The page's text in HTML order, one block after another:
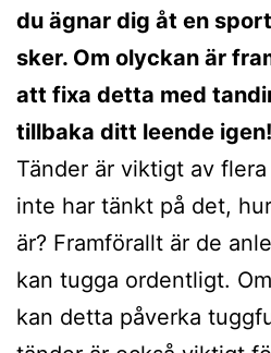
du ägnar dig åt en
sker. Om olyckan är
att fixa detta med
tillbaka ditt leende igen!
Tänder är viktigt av
inte har tänkt på det,
är? Framförallt är de
kan tugga ordentligt.
kan detta påverka